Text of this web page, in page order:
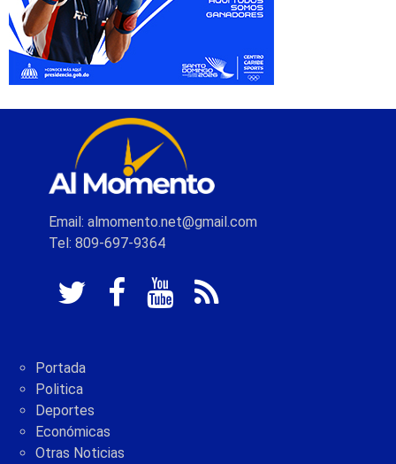
Email: almomento.net@gmail.com
Tel: 809-697-9364
Portada
Politica
Deportes
Económicas
Otras Noticias